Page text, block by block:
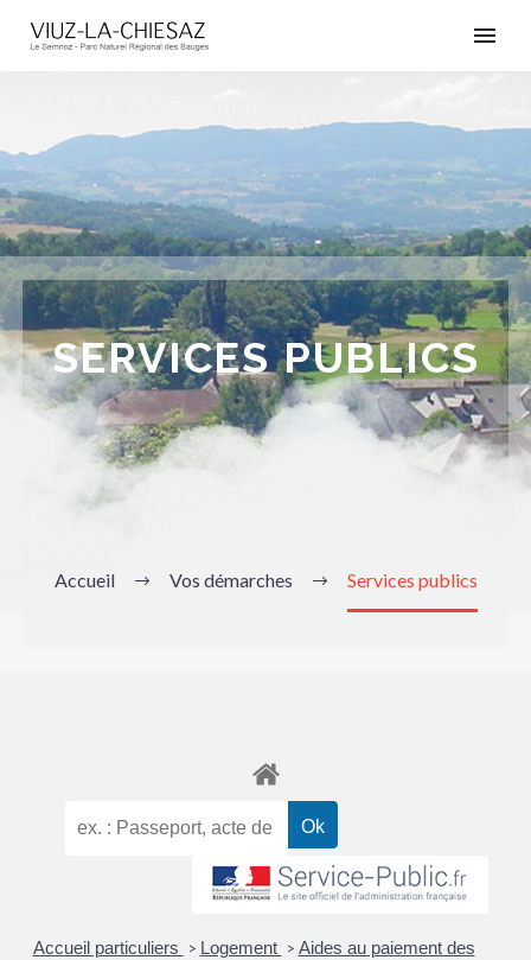
SERVICES PUBLICS
Accueil Vos démarches Services publics
Accueil particuliers > Logement > Aides au paiement des